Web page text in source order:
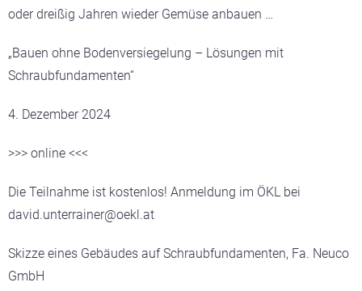
oder dreißig Jahren wieder Gemüse anbauen …
„Bauen ohne Bodenversiegelung – Lösungen mit
Schraubfundamenten“
4. Dezember 2024
>>> online <<<
Die Teilnahme ist kostenlos! Anmeldung im ÖKL bei
david.unterrainer@oekl.at
Skizze eines Gebäudes auf Schraubfundamenten, Fa. Neuco
GmbH